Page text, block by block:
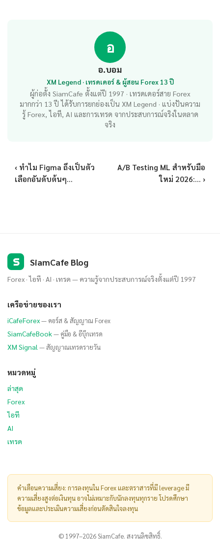
อ
อ.บอม
XM Legend · เทรดเดอร์ & ผู้สอน Forex 13 ปี
ผู้ก่อตั้ง SiamCafe ตั้งแต่ปี 1997 · เทรดเดอร์สาย Forex
มากกว่า 13 ปี ได้รับการยกย่องเป็น XM Legend · แบ่งปันความ
รู้ Forex, ไอที, AI และการเทรด จากประสบการณ์จริงในตลาด
จริง
‹ ทำไม Figma ถึงเป็นตัว
เลือกอันดับต้นๆ...
A/B Testing ML สำหรับมือ
ใหม่ 2026:... ›
S SiamCafe Blog
Forex · ไอที · AI · เทรด — ความรู้จากประสบการณ์จริงตั้งแต่ปี 1997
เครือข่ายของเรา
iCafeForex— คอร์ส & สัญญาณ Forex
SiamCafeBook— คู่มือ & อีบุ๊กเทรด
XM Signal — สัญญาณเทรดรายวัน
หมวดหมู่
ล่าสุด
Forex
ไอที
AI
เทรด
คำเตือนความเสี่ยง: การลงทุนใน Forex และตราสารที่มี leverage มี
ความเสี่ยงสูงต่อเงินทุน อาจไม่เหมาะกับนักลงทุนทุกราย โปรดศึกษา
ข้อมูลและประเมินความเสี่ยงก่อนตัดสินใจลงทุน
© 1997–2026 SiamCafe. สงวนลิขสิทธิ์.